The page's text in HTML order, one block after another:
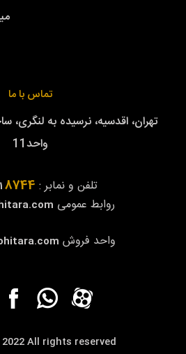
تماس با ما
واحد11
تلفن و نمابر : 8744
روابط عمومی
واحد فروش
All rights reserved